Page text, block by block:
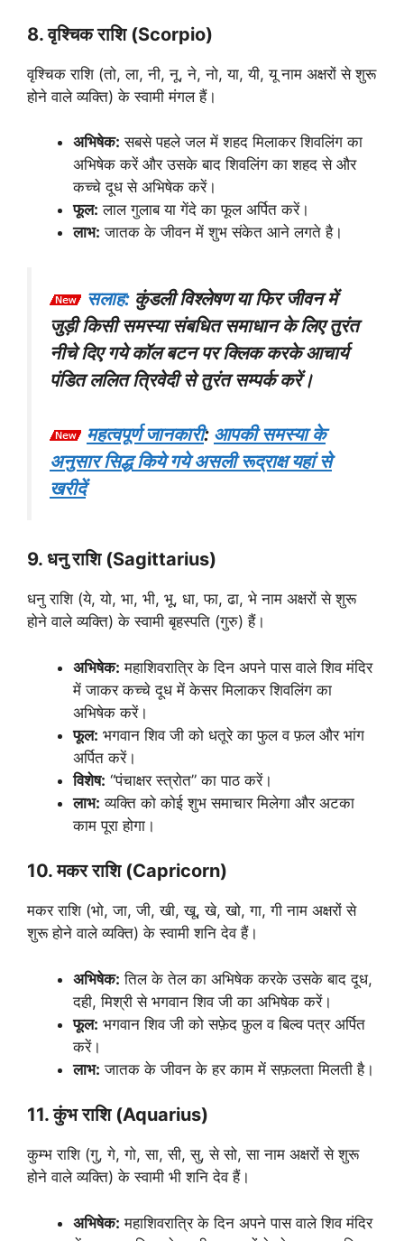
8. वृश्चिक राशि (Scorpio)
वृश्चिक राशि (तो, ला, नी, नू, ने, नो, या, यी, यू नाम अक्षरों से शुरू
होने वाले व्यक्ति) के स्वामी मंगल हैं।
अभिषेक: सबसे पहले जल में शहद मिलाकर शिवलिंग का
अभिषेक करें और उसके बाद शिवलिंग का शहद से और
कच्चे दूध से अभिषेक करें।
फूल: लाल गुलाब या गेंदे का फूल अर्पित करें।
लाभ: जातक के जीवन में शुभ संकेत आने लगते है।
सलाह: कुंडली विश्लेषण या फिर जीवन में
जुड़ी किसी समस्या संबधित समाधान के लिए तुरंत
नीचे दिए गये कॉल बटन पर क्लिक करके आचार्य
पंडित ललित त्रिवेदी से तुरंत सम्पर्क करें।
महत्वपूर्ण जानकारी: आपकी समस्या के
अनुसार सिद्ध किये गये असली रूद्राक्ष यहां से
खरीदें
9. धनु राशि (Sagittarius)
धनु राशि (ये, यो, भा, भी, भू, धा, फा, ढा, भे नाम अक्षरों से शुरू
होने वाले व्यक्ति) के स्वामी बृहस्पति (गुरु) हैं।
अभिषेक: महाशिवरात्रि के दिन अपने पास वाले शिव मंदिर
में जाकर कच्चे दूध में केसर मिलाकर शिवलिंग का
अभिषेक करें।
फूल: भगवान शिव जी को धतूरे का फुल व फ़ल और भांग
अर्पित करें।
विशेष: “पंचाक्षर स्त्रोत” का पाठ करें।
लाभ: व्यक्ति को कोई शुभ समाचार मिलेगा और अटका
काम पूरा होगा।
10. मकर राशि (Capricorn)
मकर राशि (भो, जा, जी, खी, खू, खे, खो, गा, गी नाम अक्षरों से
शुरू होने वाले व्यक्ति) के स्वामी शनि देव हैं।
अभिषेक: तिल के तेल का अभिषेक करके उसके बाद दूध,
दही, मिश्री से भगवान शिव जी का अभिषेक करें।
फूल: भगवान शिव जी को सफ़ेद फ़ुल व बिल्व पत्र अर्पित
करें।
लाभ: जातक के जीवन के हर काम में सफ़लता मिलती है।
11. कुंभ राशि (Aquarius)
कुम्भ राशि (गु, गे, गो, सा, सी, सु, से सो, सा नाम अक्षरों से शुरू
होने वाले व्यक्ति) के स्वामी भी शनि देव हैं।
अभिषेक: महाशिवरात्रि के दिन अपने पास वाले शिव मंदिर